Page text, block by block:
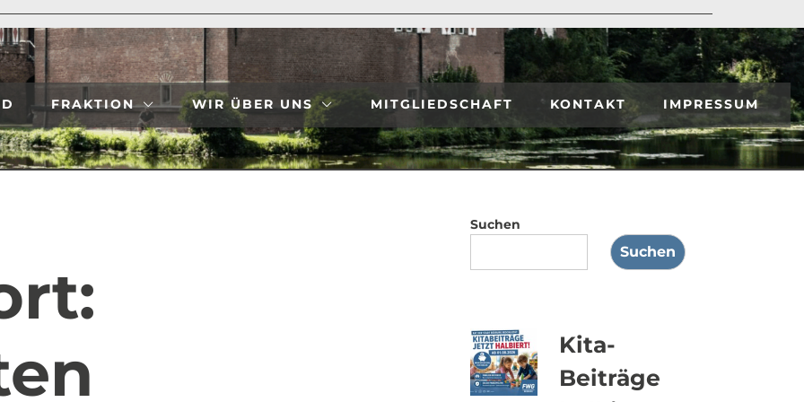
FRAKTION WIR ÜBER UNS MITGLIEDSCHAFT KONTAKT IMPRESSUM
Suchen
Suchen
Kita-
Beiträge